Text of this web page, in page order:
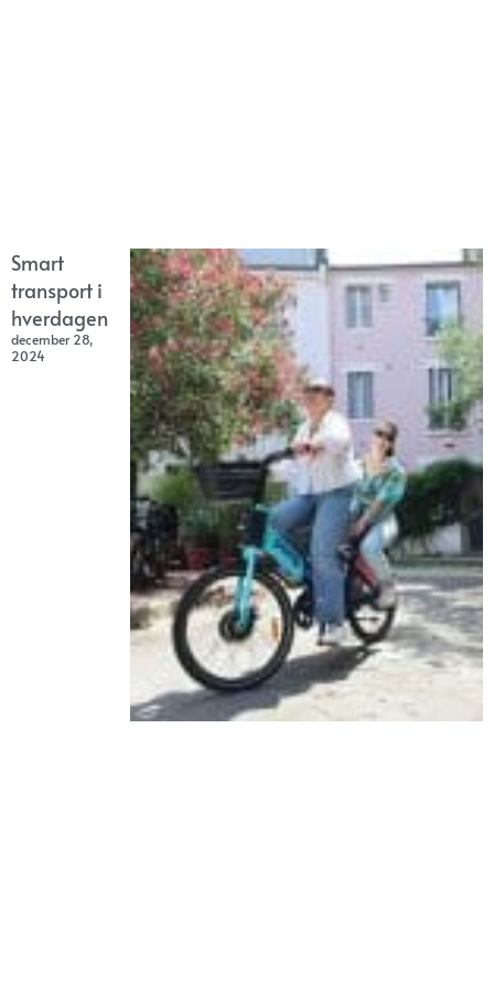
Smart
transport i
hverdagen
december 28,
2024